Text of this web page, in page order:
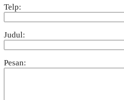
Telp:
Judul:
Pesan: